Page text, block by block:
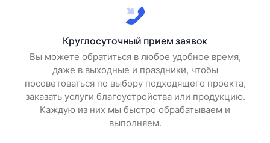
Круглосуточный прием заявок
Вы можете обратиться в любое удобное время,
даже в выходные и праздники, чтобы
посоветоваться по выбору подходящего проекта,
заказать услуги благоустройства или продукцию.
Каждую из них мы быстро обрабатываем и
выполняем.